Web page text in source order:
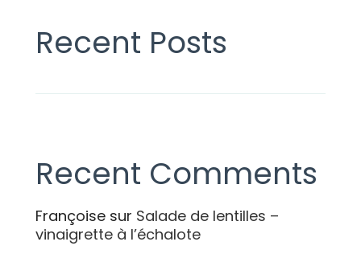
Recent Posts
Recent Comments
Françoise sur Salade de lentilles –
vinaigrette à l’échalote